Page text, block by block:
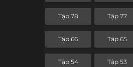
Tập 78 Tập 77
Tập 66 Tập 65
Tập 54 Tập 53